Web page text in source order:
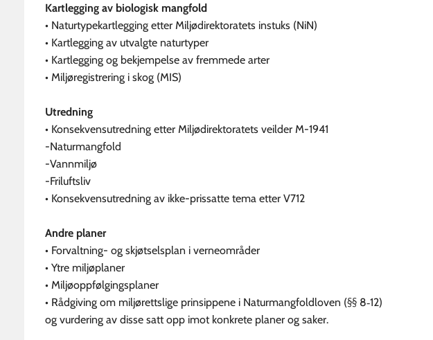
Kartlegging av biologisk mangfold
• Naturtypekartlegging etter Miljødirektoratets instuks (NiN)
• Kartlegging av utvalgte naturtyper
• Kartlegging og bekjempelse av fremmede arter
• Miljøregistrering i skog (MIS)
Utredning
• Konsekvensutredning etter Miljødirektoratets veilder M-1941
-Naturmangfold
-Vannmiljø
-Friluftsliv
• Konsekvensutredning av ikke-prissatte tema etter V712
Andre planer
• Forvaltning- og skjøtselsplan i verneområder
• Ytre miljøplaner
• Miljøoppfølgingsplaner
• Rådgiving om miljørettslige prinsippene i Naturmangfoldloven (§§ 8‐12)
og vurdering av disse satt opp imot konkrete planer og saker.